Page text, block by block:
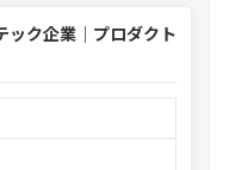
ック企業｜プロダクト